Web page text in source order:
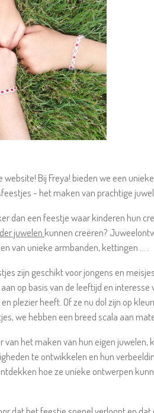
website! Bij Freya! bieden we een
- het maken van prachtige
dan een feestje waar kinderen hun
juwelen kunnen creëren?
van unieke armbanden, kettingen ... .
zijn geschikt voor jongens en
op basis van de leeftijd en
plezier heeft. Of ze nu dol zijn op
we hebben een breed scala aan
van het maken van hun eigen
te ontwikkelen en hun
hoe ze unieke ontwerpen